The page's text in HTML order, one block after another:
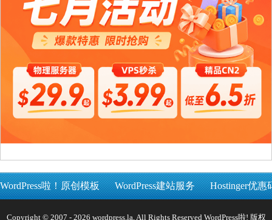
WordPress啦！原创模板 WordPress建站服务 Hostinger优惠
Copyright © 2007 - 2026 wordpress.la, All Rights Reserved WordPress啦! 版权